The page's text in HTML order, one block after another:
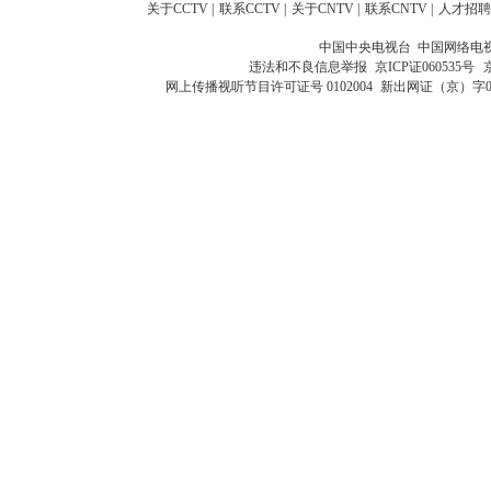
关于CCTV 联系CCTV 关于CNTV 联系CNTV 人才招聘
中国中央电视台 中国网络电
违法和不良信息举报 京ICP证060535号
网上传播视听节目许可证号 0102004 新出网证（京）